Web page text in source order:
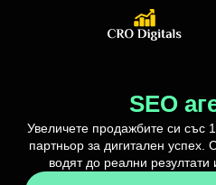
SEO
Увеличете продажбите си със
партньор за дигитален успех.
водят до реални резултати